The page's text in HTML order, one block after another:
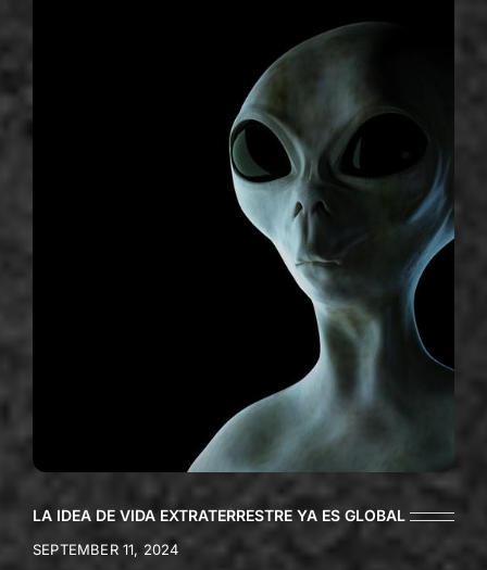
LA IDEA DE VIDA EXTRATERRESTRE YA ES GLOBAL
SEPTEMBER 11, 2024